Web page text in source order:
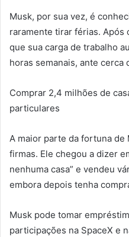
Musk, por sua vez, é
raramente tirar férias. Após
que sua carga de trabalho
horas semanais, ante cerca
Comprar 2,4 milhões de
particulares
A maior parte da fortuna de
firmas. Ele chegou a dizer
nenhuma casa” e vendeu
embora depois tenha
Musk pode tomar
participações na SpaceX e